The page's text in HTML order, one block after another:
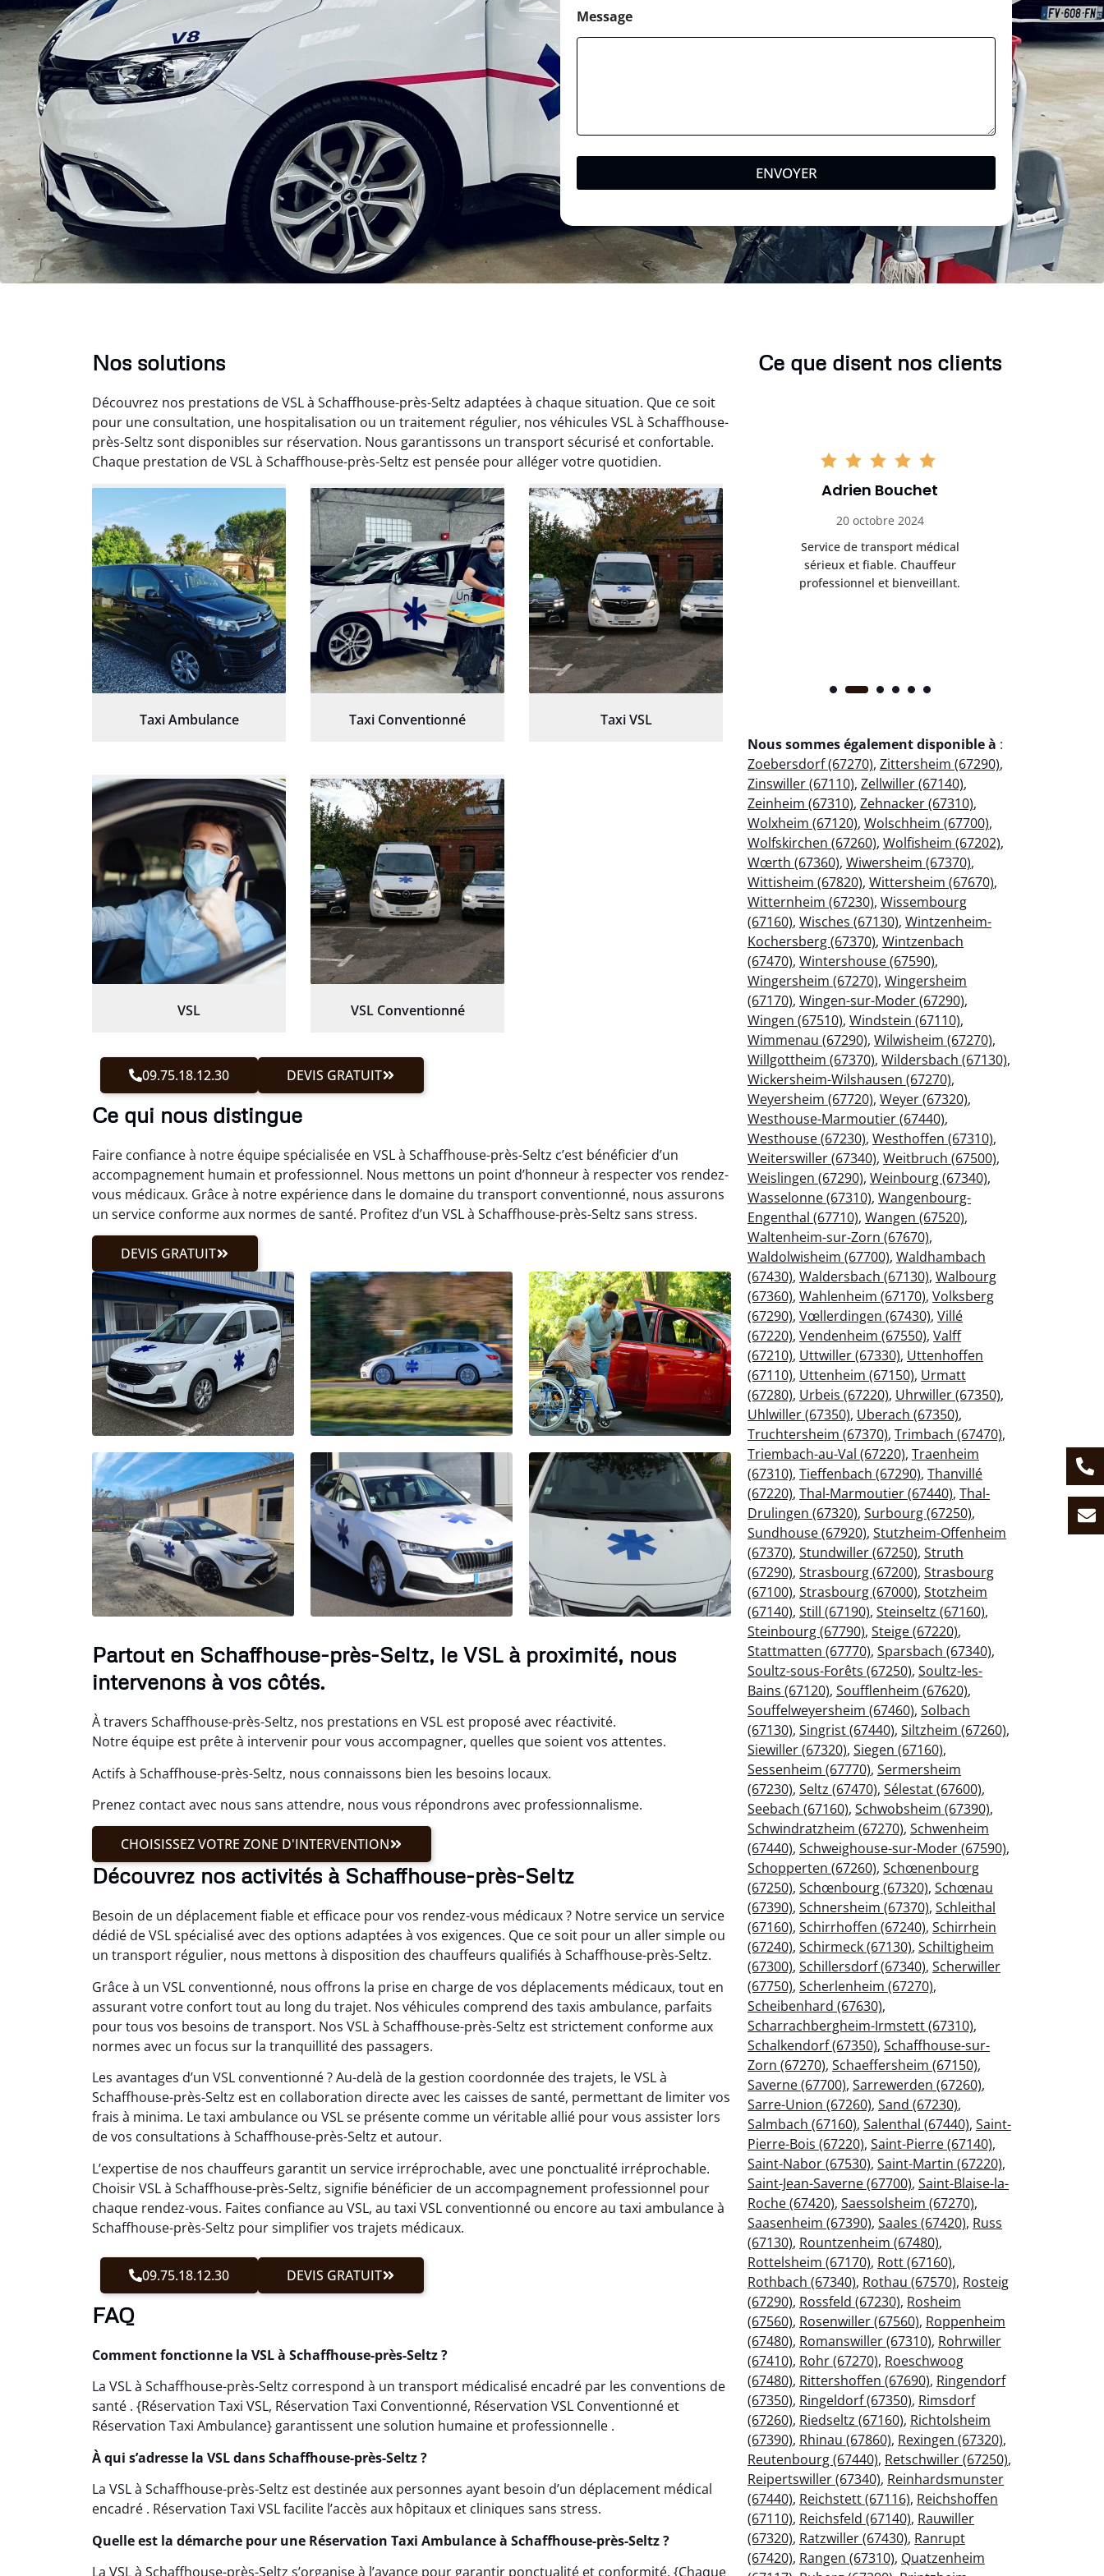
Message
ENVOYER
Nos solutions
Découvrez nos prestations de VSL à Schaffhouse-près-Seltz adaptées à chaque situation. Que ce soit
pour une consultation, une hospitalisation ou un traitement régulier, nos véhicules VSL à Schaffhouse-
près-Seltz sont disponibles sur réservation. Nous garantissons un transport sécurisé et confortable.
Chaque prestation de VSL à Schaffhouse-près-Seltz est pensée pour alléger votre quotidien.
Taxi Ambulance Taxi Conventionné Taxi VSL
VSL VSL Conventionné
09.75.18.12.30 DEVIS GRATUIT
Ce qui nous distingue
Faire confiance à notre équipe spécialisée en VSL à Schaffhouse-près-Seltz c’est bénéficier d’un
accompagnement humain et professionnel. Nous mettons un point d’honneur à respecter vos rendez-
vous médicaux. Grâce à notre expérience dans le domaine du transport conventionné, nous assurons
un service conforme aux normes de santé. Profitez d’un VSL à Schaffhouse-près-Seltz sans stress.
DEVIS GRATUIT
Partout en Schaffhouse-près-Seltz, le VSL à proximité, nous
intervenons à vos côtés.
À travers Schaffhouse-près-Seltz, nos prestations en VSL est proposé avec réactivité.
Notre équipe est prête à intervenir pour vous accompagner, quelles que soient vos attentes.
Actifs à Schaffhouse-près-Seltz, nous connaissons bien les besoins locaux.
Prenez contact avec nous sans attendre, nous vous répondrons avec professionnalisme.
CHOISISSEZ VOTRE ZONE D'INTERVENTION
Découvrez nos activités à Schaffhouse-près-Seltz
Besoin de un déplacement fiable et efficace pour vos rendez-vous médicaux ? Notre service un service
dédié de VSL spécialisé avec des options adaptées à vos exigences. Que ce soit pour un aller simple ou
un transport régulier, nous mettons à disposition des chauffeurs qualifiés à Schaffhouse-près-Seltz.
Grâce à un VSL conventionné, nous offrons la prise en charge de vos déplacements médicaux, tout en
assurant votre confort tout au long du trajet. Nos véhicules comprend des taxis ambulance, parfaits
pour tous vos besoins de transport. Nos VSL à Schaffhouse-près-Seltz est strictement conforme aux
normes avec un focus sur la tranquillité des passagers.
Les avantages d’un VSL conventionné ? Au-delà de la gestion coordonnée des trajets, le VSL à
Schaffhouse-près-Seltz est en collaboration directe avec les caisses de santé, permettant de limiter vos
frais à minima. Le taxi ambulance ou VSL se présente comme un véritable allié pour vous assister lors
de vos consultations à Schaffhouse-près-Seltz et autour.
L’expertise de nos chauffeurs garantit un service irréprochable, avec une ponctualité irréprochable.
Choisir VSL à Schaffhouse-près-Seltz, signifie bénéficier de un accompagnement professionnel pour
chaque rendez-vous. Faites confiance au VSL, au taxi VSL conventionné ou encore au taxi ambulance à
Schaffhouse-près-Seltz pour simplifier vos trajets médicaux.
09.75.18.12.30 DEVIS GRATUIT
FAQ
Comment fonctionne la VSL à Schaffhouse-près-Seltz ?
La VSL à Schaffhouse-près-Seltz correspond à un transport médicalisé encadré par les conventions de
santé . {Réservation Taxi VSL, Réservation Taxi Conventionné, Réservation VSL Conventionné et
Réservation Taxi Ambulance} garantissent une solution humaine et professionnelle .
À qui s’adresse la VSL dans Schaffhouse-près-Seltz ?
La VSL à Schaffhouse-près-Seltz est destinée aux personnes ayant besoin d’un déplacement médical
encadré . Réservation Taxi VSL facilite l’accès aux hôpitaux et cliniques sans stress.
Quelle est la démarche pour une Réservation Taxi Ambulance à Schaffhouse-près-Seltz ?
La VSL à Schaffhouse-près-Seltz s’organise à l’avance pour garantir ponctualité et conformité. {Chaque
Ce que disent nos clients
Arnaud Deschamps
30 janvier 2025
Très satisfait du transport,
tout s’est bien déroulé.
Chauffeur à l’écoute et
patient.
Jérémy Ferrand
8 septembre 2024
Transport ponctuel et
personnel très attentionné.
Très satisfait du service.
Adrien Bouchet
20 octobre 2024
Service de transport médical
sérieux et fiable. Chauffeur
professionnel et bienveillant.
Nous sommes également disponible à :
Zoebersdorf (67270), Zittersheim (67290),
Zinswiller (67110), Zellwiller (67140),
Zeinheim (67310), Zehnacker (67310),
Wolxheim (67120), Wolschheim (67700),
Wolfskirchen (67260), Wolfisheim (67202),
Wœrth (67360), Wiwersheim (67370),
Wittisheim (67820), Wittersheim (67670),
Witternheim (67230), Wissembourg
(67160), Wisches (67130), Wintzenheim-
Kochersberg (67370), Wintzenbach
(67470), Wintershouse (67590),
Wingersheim (67270), Wingersheim
(67170), Wingen-sur-Moder (67290),
Wingen (67510), Windstein (67110),
Wimmenau (67290), Wilwisheim (67270),
Willgottheim (67370), Wildersbach (67130),
Wickersheim-Wilshausen (67270),
Weyersheim (67720), Weyer (67320),
Westhouse-Marmoutier (67440),
Westhouse (67230), Westhoffen (67310),
Weiterswiller (67340), Weitbruch (67500),
Weislingen (67290), Weinbourg (67340),
Wasselonne (67310), Wangenbourg-
Engenthal (67710), Wangen (67520),
Waltenheim-sur-Zorn (67670),
Waldolwisheim (67700), Waldhambach
(67430), Waldersbach (67130), Walbourg
(67360), Wahlenheim (67170), Volksberg
(67290), Vœllerdingen (67430), Villé
(67220), Vendenheim (67550), Valff
(67210), Uttwiller (67330), Uttenhoffen
(67110), Uttenheim (67150), Urmatt
(67280), Urbeis (67220), Uhrwiller (67350),
Uhlwiller (67350), Uberach (67350),
Truchtersheim (67370), Trimbach (67470),
Triembach-au-Val (67220), Traenheim
(67310), Tieffenbach (67290), Thanvillé
(67220), Thal-Marmoutier (67440), Thal-
Drulingen (67320), Surbourg (67250),
Sundhouse (67920), Stutzheim-Offenheim
(67370), Stundwiller (67250), Struth
(67290), Strasbourg (67200), Strasbourg
(67100), Strasbourg (67000), Stotzheim
(67140), Still (67190), Steinseltz (67160),
Steinbourg (67790), Steige (67220),
Stattmatten (67770), Sparsbach (67340),
Soultz-sous-Forêts (67250), Soultz-les-
Bains (67120), Soufflenheim (67620),
Souffelweyersheim (67460), Solbach
(67130), Singrist (67440), Siltzheim (67260),
Siewiller (67320), Siegen (67160),
Sessenheim (67770), Sermersheim
(67230), Seltz (67470), Sélestat (67600),
Seebach (67160), Schwobsheim (67390),
Schwindratzheim (67270), Schwenheim
(67440), Schweighouse-sur-Moder (67590),
Schopperten (67260), Schœnenbourg
(67250), Schœnbourg (67320), Schœnau
(67390), Schnersheim (67370), Schleithal
(67160), Schirrhoffen (67240), Schirrhein
(67240), Schirmeck (67130), Schiltigheim
(67300), Schillersdorf (67340), Scherwiller
(67750), Scherlenheim (67270),
Scheibenhard (67630),
Scharrachbergheim-Irmstett (67310),
Schalkendorf (67350), Schaffhouse-sur-
Zorn (67270), Schaeffersheim (67150),
Saverne (67700), Sarrewerden (67260),
Sarre-Union (67260), Sand (67230),
Salmbach (67160), Salenthal (67440), Saint-
Pierre-Bois (67220), Saint-Pierre (67140),
Saint-Nabor (67530), Saint-Martin (67220),
Saint-Jean-Saverne (67700), Saint-Blaise-la-
Roche (67420), Saessolsheim (67270),
Saasenheim (67390), Saales (67420), Russ
(67130), Rountzenheim (67480),
Rottelsheim (67170), Rott (67160),
Rothbach (67340), Rothau (67570), Rosteig
(67290), Rossfeld (67230), Rosheim
(67560), Rosenwiller (67560), Roppenheim
(67480), Romanswiller (67310), Rohrwiller
(67410), Rohr (67270), Roeschwoog
(67480), Rittershoffen (67690), Ringendorf
(67350), Ringeldorf (67350), Rimsdorf
(67260), Riedseltz (67160), Richtolsheim
(67390), Rhinau (67860), Rexingen (67320),
Reutenbourg (67440), Retschwiller (67250),
Reipertswiller (67340), Reinhardsmunster
(67440), Reichstett (67116), Reichshoffen
(67110), Reichsfeld (67140), Rauwiller
(67320), Ratzwiller (67430), Ranrupt
(67420), Rangen (67310), Quatzenheim